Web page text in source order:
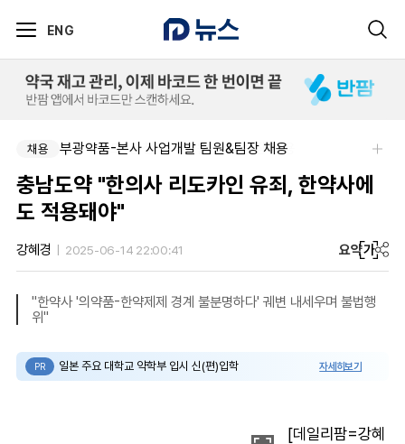
ENG
채용 팜리쿠르트-충청지역 의원 영업 팀장 채용
채용 부광약품-본사 사업개발 팀원&팀장 채용
충남도약 "한의사 리도카인 유죄, 한약사에
도 적용돼야"
강혜경 2025-06-14 22:00:41 요약가
"한약사 '의약품-한약제제 경계 불분명하다' 궤변 내세우며 불법행
위"
PR 일본 주요 대학교 약학부 입시 신(편)입학 자세히보기
[데일리팜=강혜